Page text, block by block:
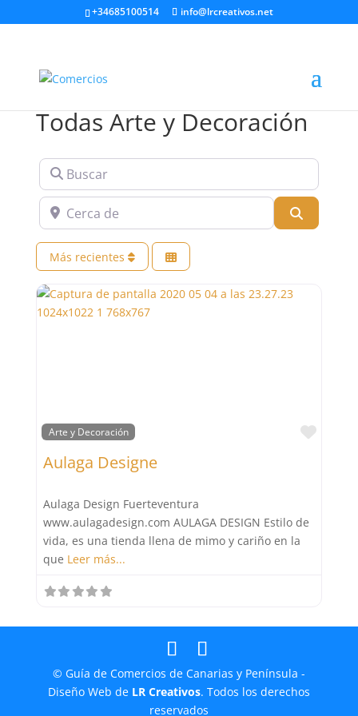
+34685100514 info@lrcreativos.net
Todas Arte y Decoración
Buscar
Cerca de
Más recientes
Arte y Decoración
Aulaga Designe
Aulaga Design Fuerteventura
www.aulagadesign.com AULAGA DESIGN Estilo de
vida, es una tienda llena de mimo y cariño en la
que Leer más...
© Guía de Comercios de Canarias y Península -
Diseño Web de LR Creativos. Todos los derechos
reservados